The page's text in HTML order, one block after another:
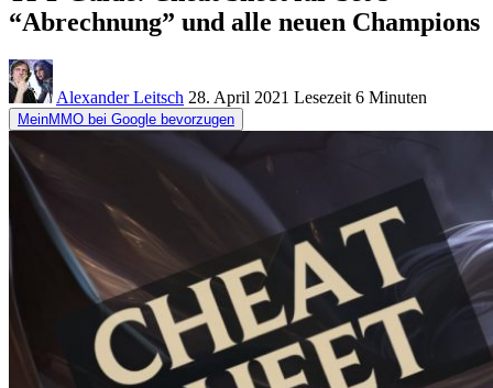
“Abrechnung” und alle neuen Champions
Alexander Leitsch 28. April 2021 Lesezeit 6 Minuten
MeinMMO bei Google bevorzugen